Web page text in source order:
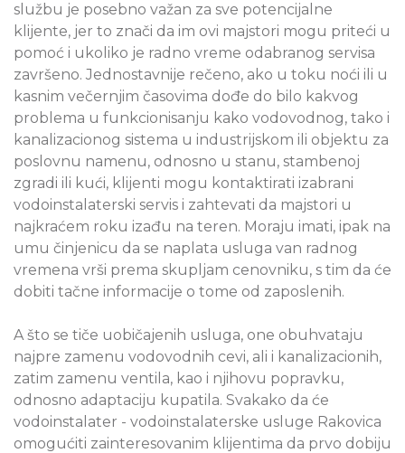
službu je posebno važan za sve potencijalne
klijente, jer to znači da im ovi majstori mogu priteći u
pomoć i ukoliko je radno vreme odabranog servisa
završeno. Jednostavnije rečeno, ako u toku noći ili u
kasnim večernjim časovima dođe do bilo kakvog
problema u funkcionisanju kako vodovodnog, tako i
kanalizacionog sistema u industrijskom ili objektu za
poslovnu namenu, odnosno u stanu, stambenoj
zgradi ili kući, klijenti mogu kontaktirati izabrani
vodoinstalaterski servis i zahtevati da majstori u
najkraćem roku izađu na teren. Moraju imati, ipak na
umu činjenicu da se naplata usluga van radnog
vremena vrši prema skupljam cenovniku, s tim da će
dobiti tačne informacije o tome od zaposlenih.
A što se tiče uobičajenih usluga, one obuhvataju
najpre zamenu vodovodnih cevi, ali i kanalizacionih,
zatim zamenu ventila, kao i njihovu popravku,
odnosno adaptaciju kupatila. Svakako da će
vodoinstalater - vodoinstalaterske usluge Rakovica
omogućiti zainteresovanim klijentima da prvo dobiju